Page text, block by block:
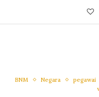
BNM Negara pegawai